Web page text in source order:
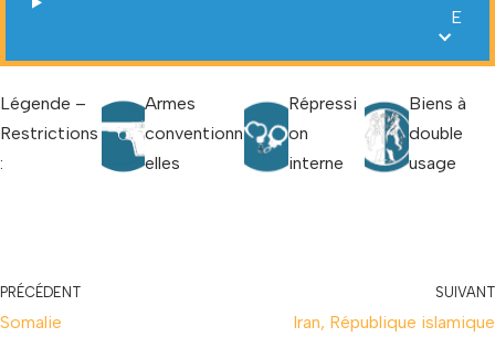
E
Légende –
Restrictions
:
Armes
conventionn
elles
Répressi
on
interne
Biens à
double
usage
PRÉCÉDENT
Somalie
SUIVANT
Iran, République islamique